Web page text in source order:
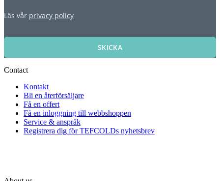
Läs vår privacy policy
SKICKA
Contact
Kontakt
Bli en återförsäljare
Få en offert
Få en inloggning till webbshoppen
Service & anspråk
Registrera dig för TEFCOLDs nyhetsbrev